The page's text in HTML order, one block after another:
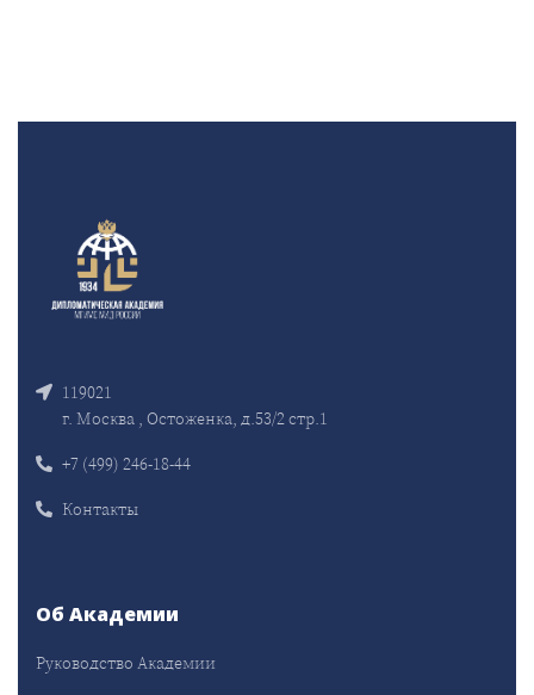
119021
г. Москва , Остоженка, д.53/2 стр.1
+7 (499) 246-18-44
Контакты
Об Академии
Руководство Академии